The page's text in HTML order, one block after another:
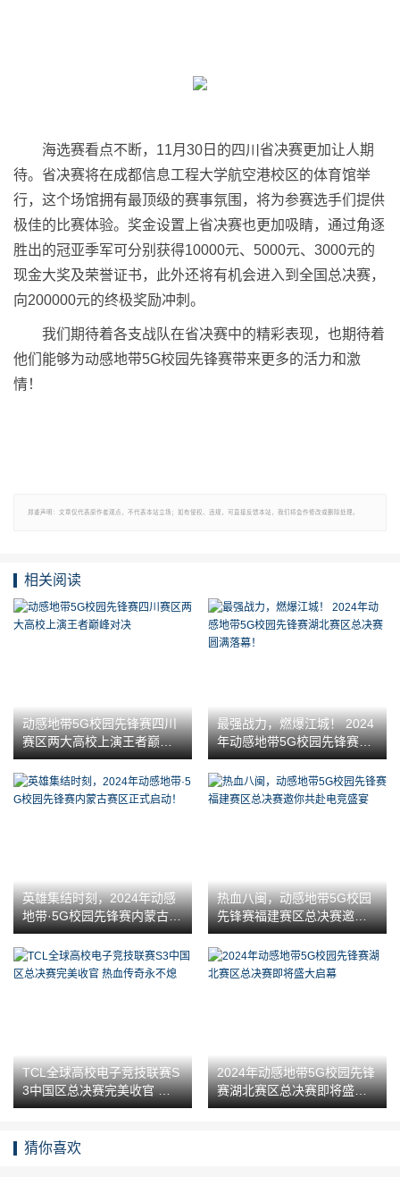
海选赛看点不断，11月30日的四川省决赛更加让人期
待。省决赛将在成都信息工程大学航空港校区的体育馆举
行，这个场馆拥有最顶级的赛事氛围，将为参赛选手们提供
极佳的比赛体验。奖金设置上省决赛也更加吸睛，通过角逐
胜出的冠亚季军可分别获得10000元、5000元、3000元的
现金大奖及荣誉证书，此外还将有机会进入到全国总决赛，
向200000元的终极奖励冲刺。
我们期待着各支战队在省决赛中的精彩表现，也期待着
他们能够为动感地带5G校园先锋赛带来更多的活力和激
情！
郑重声明：文章仅代表原作者观点，不代表本站立场；如有侵权、违规，可直接反馈本站，我们将会作修改或删除处理。
相关阅读
动感地带5G校园先锋赛四川
赛区两大高校上演王者巅峰
对决
最强战力，燃爆江城！ 2024
年动感地带5G校园先锋赛湖
北赛区总决赛圆满落幕！
英雄集结时刻，2024年动感
地带·5G校园先锋赛内蒙古赛
区正式启动！
热血八闽，动感地带5G校园
先锋赛福建赛区总决赛邀你
共赴电竞盛宴
TCL全球高校电子竞技联赛S
3中国区总决赛完美收官 热血
传奇永不熄
2024年动感地带5G校园先锋
赛湖北赛区总决赛即将盛大
启幕
猜你喜欢